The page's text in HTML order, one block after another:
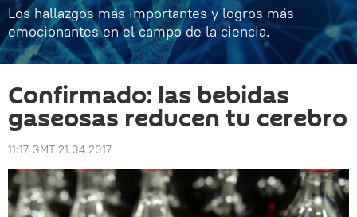
Los hallazgos más importantes y logros más
emocionantes en el campo de la ciencia.
Confirmado: las bebidas
gaseosas reducen tu cerebro
11:17 GMT 21.04.2017